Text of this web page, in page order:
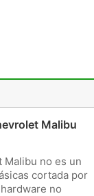
Malibu
Malibu no es un
cortada por
no